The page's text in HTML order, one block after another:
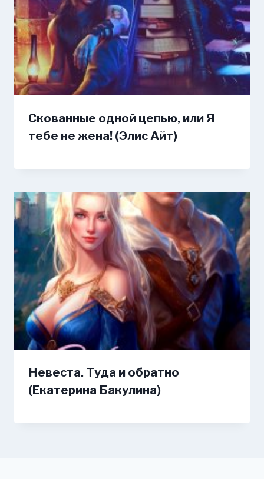
Скованные одной цепью, или Я
тебе не жена! (Элис Айт)
Невеста. Туда и обратно
(Екатерина Бакулина)